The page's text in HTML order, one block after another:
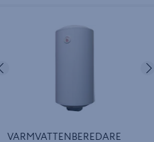
BOTTENANSL 2000W 100L
VARMVATTENBEREDARE